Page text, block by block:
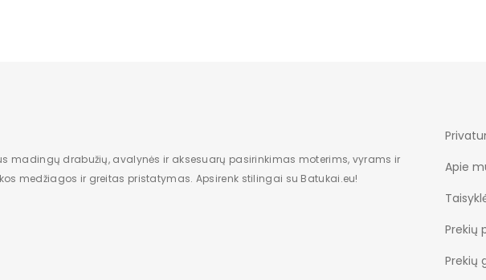
madingų drabužių, avalynės ir aksesuarų pasirinkimas moterims, vyrams ir
medžiagos ir greitas pristatymas. Apsirenk stilingai su Batukai.eu!
Apie
Prekių
Prekių